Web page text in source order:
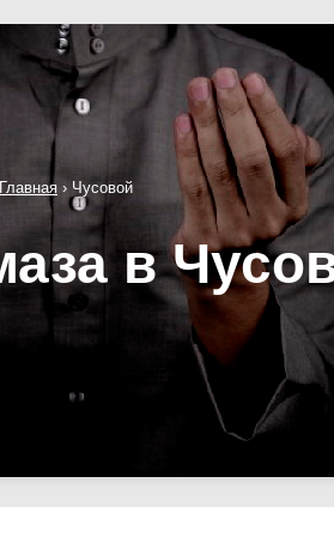
Главная › Чусовой
в